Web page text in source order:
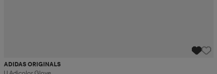
ADIDAS ORIGINALS